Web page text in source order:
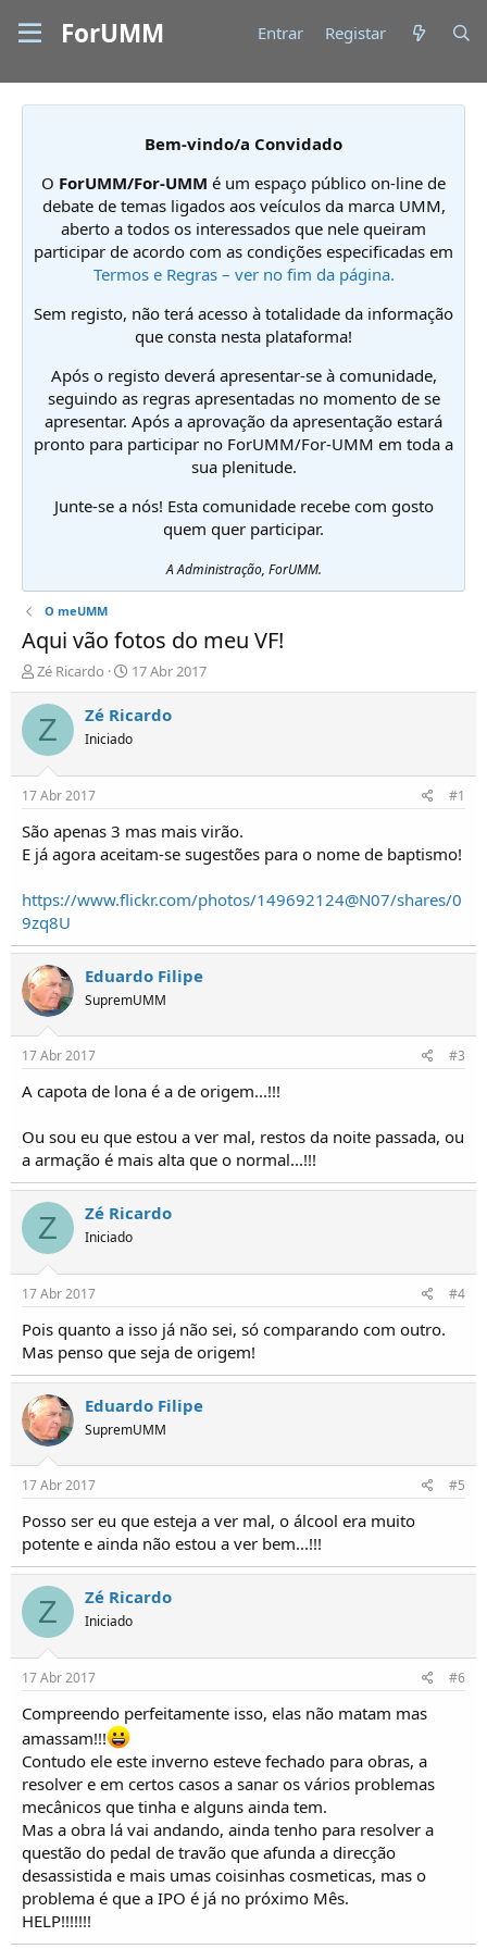
ForUMM Entrar Registar
Bem-vindo/a Convidado
O ForUMM/For-UMM é um espaço público on-line de
debate de temas ligados aos veículos da marca UMM,
aberto a todos os interessados que nele queiram
participar de acordo com as condições especificadas em
Termos e Regras – ver no fim da página.
Sem registo, não terá acesso à totalidade da informação
que consta nesta plataforma!
Após o registo deverá apresentar-se à comunidade,
seguindo as regras apresentadas no momento de se
apresentar. Após a aprovação da apresentação estará
pronto para participar no ForUMM/For-UMM em toda a
sua plenitude.
Junte-se a nós! Esta comunidade recebe com gosto
quem quer participar.
A Administração, ForUMM.
O meUMM
Aqui vão fotos do meu VF!
I
n
i
i
d
o
r
d
e
ó
p
i
c
o
s
Zé Ricardo
D
a
t
d
í
c
i
17 Abr 2017
Z Zé Ricardo
Iniciado
17 Abr 2017 #1
São apenas 3 mas mais virão.
E já agora aceitam-se sugestões para o nome de baptismo!
https://www.flickr.com/photos/149692124@N07/shares/0
9zq8U
Eduardo Filipe
SupremUMM
17 Abr 2017 #3
A capota de lona é a de origem...!!!
Ou sou eu que estou a ver mal, restos da noite passada, ou
a armação é mais alta que o normal...!!!
Z Zé Ricardo
Iniciado
17 Abr 2017 #4
Pois quanto a isso já não sei, só comparando com outro.
Mas penso que seja de origem!
Eduardo Filipe
SupremUMM
17 Abr 2017 #5
Posso ser eu que esteja a ver mal, o álcool era muito
potente e ainda não estou a ver bem...!!!
Z Zé Ricardo
Iniciado
17 Abr 2017 #6
Compreendo perfeitamente isso, elas não matam mas
amassam!!!
Contudo ele este inverno esteve fechado para obras, a
resolver e em certos casos a sanar os vários problemas
mecânicos que tinha e alguns ainda tem.
Mas a obra lá vai andando, ainda tenho para resolver a
questão do pedal de travão que afunda a direcção
desassistida e mais umas coisinhas cosmeticas, mas o
problema é que a IPO é já no próximo Mês.
HELP!!!!!!!